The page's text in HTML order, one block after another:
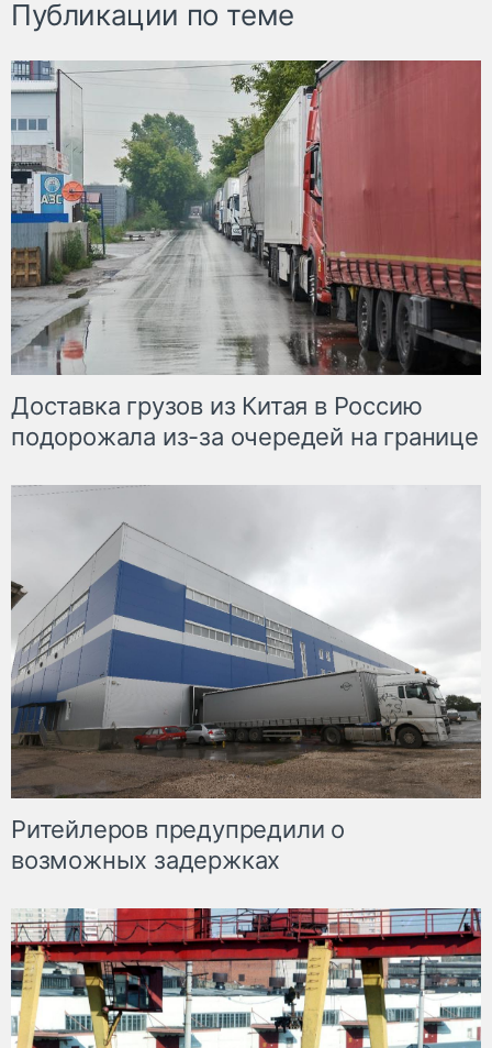
Публикации по теме
Доставка грузов из Китая в Россию
подорожала из-за очередей на границе
Ритейлеров предупредили о
возможных задержках